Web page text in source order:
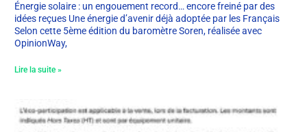
Énergie solaire : un engouement record… encore freiné par des
idées reçues Une énergie d’avenir déjà adoptée par les Français
Selon cette 5ème édition du baromètre Soren, réalisée avec
OpinionWay,
Lire la suite »